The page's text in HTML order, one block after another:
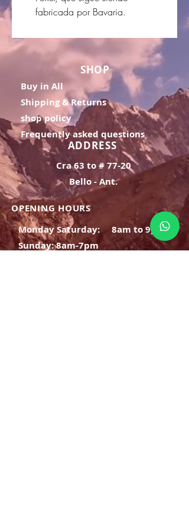
fabricada por Bavaria.
SHOP
Buy in All
Shipping & Returns
shop policy
Frequently asked questions
ADDRESS
Cra 63 to # 77-20
Bello - Ant.
OPENING HOURS
Monday Saturday:
8am to 9pm
Sunday: 8am-7pm